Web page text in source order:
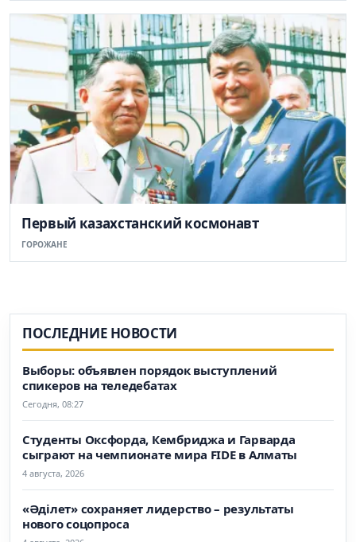
Первый казахстанский космонавт
ГОРОЖАНЕ
ПОСЛЕДНИЕ НОВОСТИ
Выборы: объявлен порядок выступлений
спикеров на теледебатах
Сегодня, 08:27
Студенты Оксфорда, Кембриджа и Гарварда
сыграют на чемпионате мира FIDE в Алматы
4 августа, 2026
«Әділет» сохраняет лидерство – результаты
нового соцопроса